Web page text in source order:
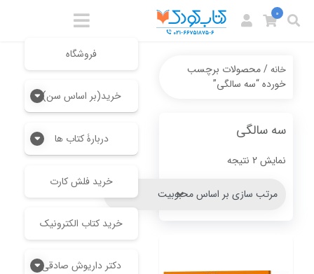
فروشگاه
خرید(بر اساس سن)
دربارۀ کتاب ها
خرید فلش کارت
خرید کتاب الکترونیک
دکتر داریوش صادقی
0
خانه/ محصولات برچسب
خورده “سه سالگی”
سه سالگی
نمایش 2 نتیجه
Sorted
popularity